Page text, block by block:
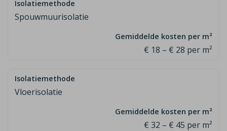
Spouwmuurisolatie
€ 18 – € 28 per m²
Vloerisolatie
€ 32 – € 45 per m²